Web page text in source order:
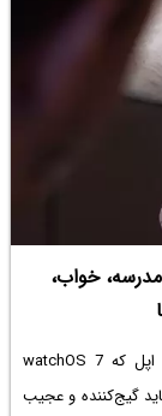
خواب،
با انتشار نسخه‌ی جدید سیستم عامل ساعت هوشمند اپل که watchOS 7
گیج‌کننده و عجیب